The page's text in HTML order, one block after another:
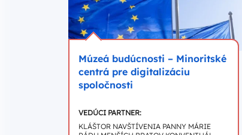
Múzeá budúcnosti – Minoritské
centrá pre digitalizáciu
spoločnosti
VEDÚCI PARTNER:
KLÁŠTOR NAVŠTÍVENIA PANNY MÁRIE